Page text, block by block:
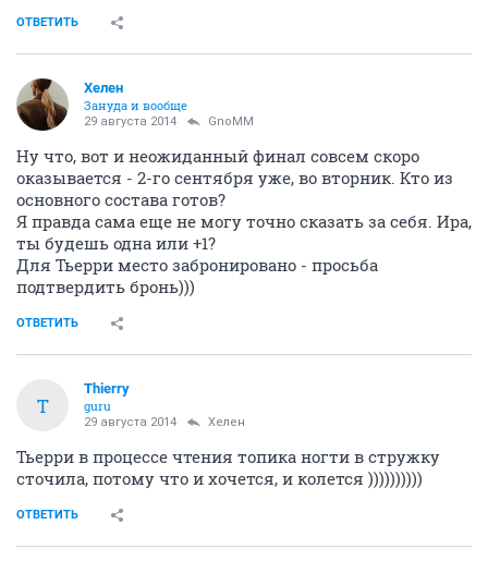
ОТВЕТИТЬ
Хелен
Зануда и вообще
29 августа 2014 GnoMM
Ну что, вот и неожиданный финал совсем скоро
оказывается - 2-го сентября уже, во вторник. Кто из
основного состава готов?
Я правда сама еще не могу точно сказать за себя. Ира,
ты будешь одна или +1?
Для Тьерри место забронировано - просьба
подтвердить бронь)))
ОТВЕТИТЬ
T
Thierry
guru
29 августа 2014 Хелен
Тьерри в процессе чтения топика ногти в стружку
сточила, потому что и хочется, и колется ))))))))))
ОТВЕТИТЬ